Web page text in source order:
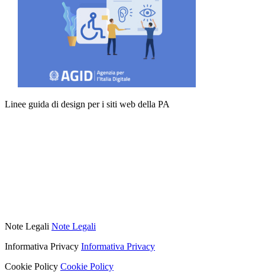
Linee guida di design per i siti web della PA
Note Legali Note Legali
Informativa Privacy Informativa Privacy
Cookie Policy Cookie Policy